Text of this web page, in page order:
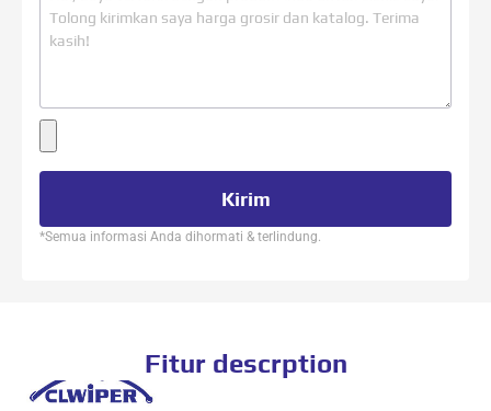
Kirim
*Semua informasi Anda dihormati & terlindung.
Fitur descrption